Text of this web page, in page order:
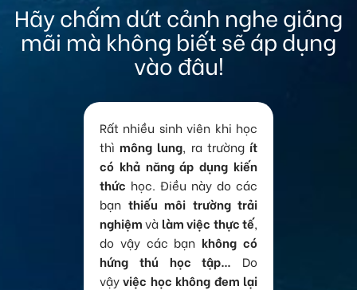
Hãy chấm dứt cảnh nghe giảng
mãi mà không biết sẽ áp dụng
vào đâu!
Rất nhiều sinh viên khi học
thìmông lung, ra trường ít
có khả năng áp dụng kiến
thức học. Điều này do các
bạn thiếu môi trường trải
nghiệmvà làm việc thực tế,
do vậy các bạn không có
hứng thú học tập… Do
vậyviệc học không đem lại